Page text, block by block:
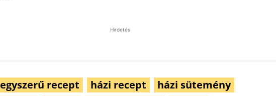
Hirdetés
egyszerű recept házi recept
házi sütemény